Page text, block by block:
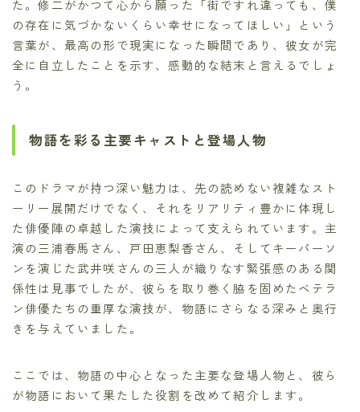
た。修二がかつて心から願った「街ですれ違っても、僕
の存在に気づかないくらい幸せになってほしい」という
言葉が、最高の形で現実になった瞬間であり、彼女が完
全に自立したことを示す、感動的な結末と言えるでしょ
う。
物語を彩る主要キャストと登場人物
このドラマが持つ深い魅力は、先の読めない複雑なスト
ーリー展開だけでなく、それをリアリティ豊かに体現し
た俳優陣の卓越した演技によって支えられています。主
演の三浦春馬さん、戸田恵梨香さん、そしてキーパーソ
ンを演じた武井咲さんの三人が織りなす緊張感のある関
係性は見事でしたが、彼らを取り巻く脇を固めたベテラ
ン俳優たちの重厚な演技が、物語にさらなる深みと奥行
きを与えていました。
ここでは、物語の中心となった主要な登場人物と、彼ら
が物語において果たした役割を改めて紹介します。